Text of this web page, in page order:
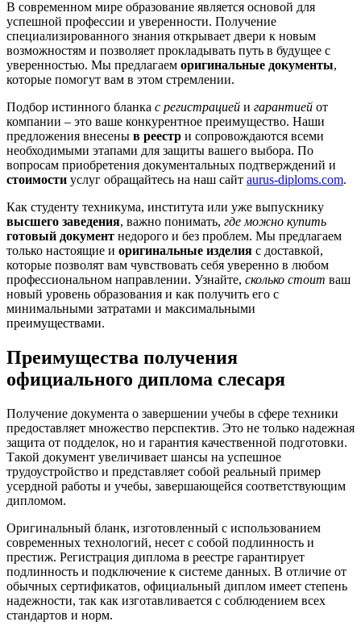
В современном мире образование является основой для
успешной профессии и уверенности. Получение
специализированного знания открывает двери к новым
возможностям и позволяет прокладывать путь в будущее с
уверенностью. Мы предлагаем оригинальные документы,
которые помогут вам в этом стремлении.
Подбор истинного бланка с регистрацией и гарантией от
компании – это ваше конкурентное преимущество. Наши
предложения внесены в реестр и сопровождаются всеми
необходимыми этапами для защиты вашего выбора. По
вопросам приобретения документальных подтверждений и
стоимости услуг обращайтесь на наш сайт aurus-diploms.com.
Как студенту техникума, института или уже выпускнику
высшего заведения, важно понимать, где можно купить
готовый документ недорого и без проблем. Мы предлагаем
только настоящие и оригинальные изделия с доставкой,
которые позволят вам чувствовать себя уверенно в любом
профессиональном направлении. Узнайте, сколько стоит ваш
новый уровень образования и как получить его с
минимальными затратами и максимальными
преимуществами.
Преимущества получения
официального диплома слесаря
Получение документа о завершении учебы в сфере техники
предоставляет множество перспектив. Это не только надежная
защита от подделок, но и гарантия качественной подготовки.
Такой документ увеличивает шансы на успешное
трудоустройство и представляет собой реальный пример
усердной работы и учебы, завершающейся соответствующим
дипломом.
Оригинальный бланк, изготовленный с использованием
современных технологий, несет с собой подлинность и
престиж. Регистрация диплома в реестре гарантирует
подлинность и подключение к системе данных. В отличие от
обычных сертификатов, официальный диплом имеет степень
надежности, так как изготавливается с соблюдением всех
стандартов и норм.